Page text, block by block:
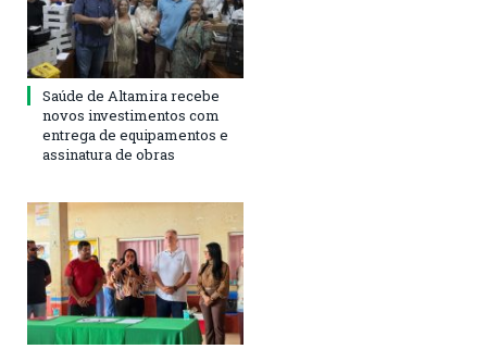
Saúde de Altamira recebe
novos investimentos com
entrega de equipamentos e
assinatura de obras